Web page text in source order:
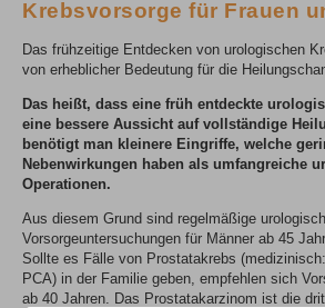
Krebsvorsorge für Frauen
Das frühzeitige Entdecken von urologischen
von erheblicher Bedeutung für die
Das heißt, dass eine früh entdeckte
eine bessere Aussicht auf vollständige
benötigt man kleinere Eingriffe, welche
Nebenwirkungen haben als umfangreiche
Operationen.
Aus diesem Grund sind regelmäßige
Vorsorgeuntersuchungen für Männer ab 45
Sollte es Fälle von Prostatakrebs (medizinisch:
PCA) in der Familie geben, empfehlen sich
ab 40 Jahren. Das Prostatakarzinom ist die